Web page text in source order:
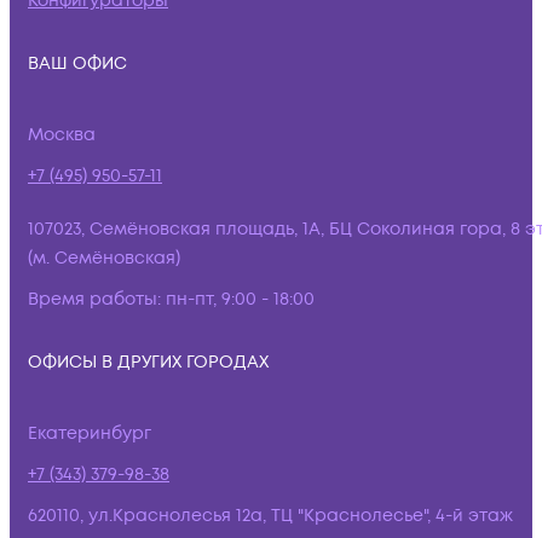
ВАШ ОФИС
Москва
+7 (495) 950-57-11
107023, Семёновская площадь, 1А, БЦ Соколиная гора, 8
(м. Семёновская)
Время работы: пн-пт, 9:00 - 18:00
ОФИСЫ В ДРУГИХ ГОРОДАХ
Екатеринбург
+7 (343) 379-98-38
620110, ул.Краснолесья 12а, ТЦ "Краснолесье", 4-й этаж